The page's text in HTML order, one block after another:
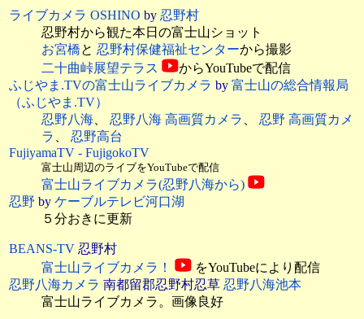
ライブカメラ OSHINO by 忍野村
忍野村から観た本日の富士山ショット
お宮橋と 忍野村保健福祉センターから撮影
二十曲峠展望テラス
からYouTubeで配信
ふじやま.TVの富士山ライブカメラ by 富士山の総合情報局
（ふじやま.TV）
忍野八海、 忍野八海 高画質カメラ 、 忍野 高画質カメ
ラ 、 忍野高台
FujiyamaTV - FujigokoTV
富士山周辺のライブをYouTubeで配信
富士山ライブカメラ(忍野八海から)
忍野 by ケーブルテレビ河口湖
５分おきに更新
BEANS-TV 忍野村
富士山ライブカメラ！
をYouTubeにより配信
忍野八海カメラ 南都留郡忍野村忍草 忍野八海池本
富士山ライブカメラ。画像良好